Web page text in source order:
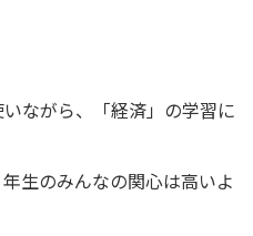
ながら、「経済」の学習に
生のみんなの関心は高いよ